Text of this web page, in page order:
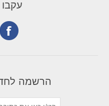
עקבו
הרשמה